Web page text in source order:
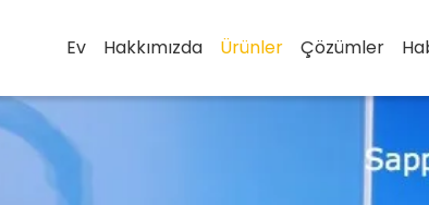
Ev Hakkımızda Ürünler Çözümler